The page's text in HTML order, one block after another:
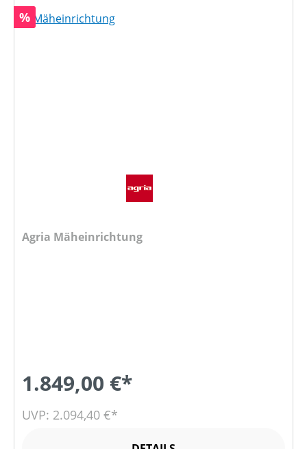
Rabatt
%
Agria Mäheinrichtung
1.849,00 €*
UVP: 2.094,40 €*